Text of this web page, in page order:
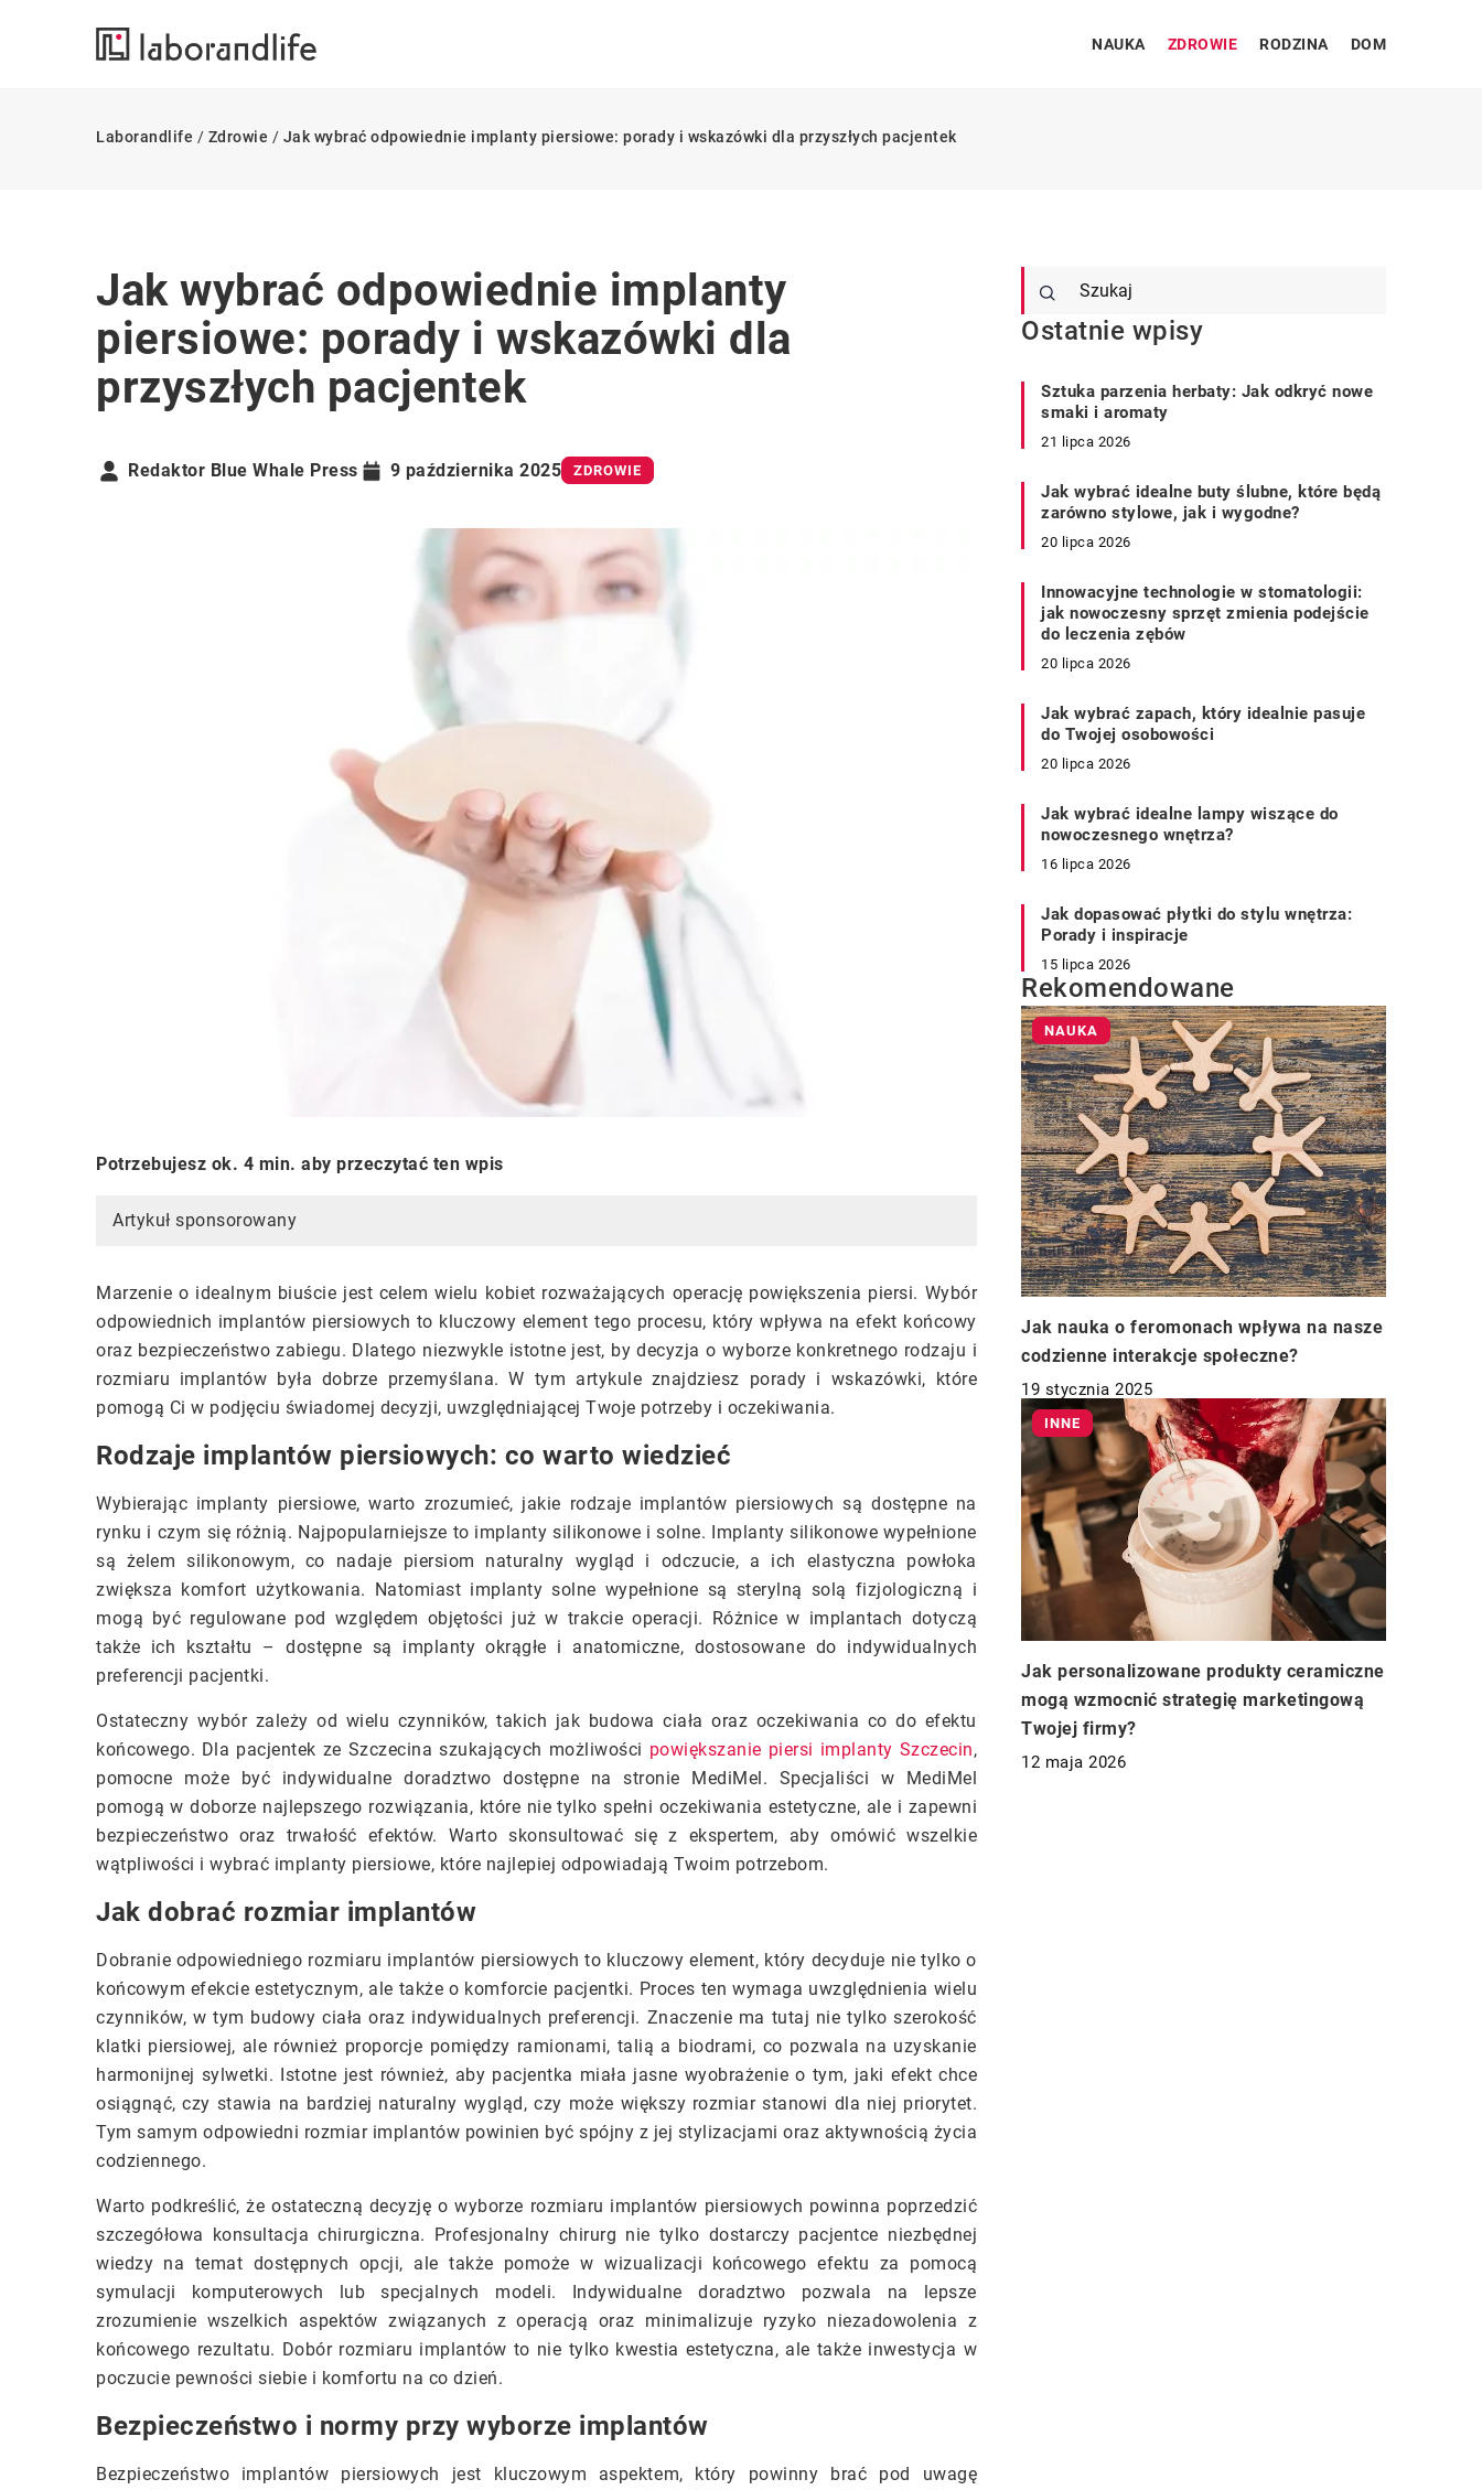
NAUKA ZDROWIE RODZINA DOM
Laborandlife / Zdrowie / Jak wybrać odpowiednie implanty piersiowe: porady i wskazówki dla przyszłych pacjentek
Jak wybrać odpowiednie implanty
piersiowe: porady i wskazówki dla
przyszłych pacjentek
Redaktor Blue Whale Press 9 października 2025 ZDROWIE
Potrzebujesz ok. 4 min. aby przeczytać ten wpis
Artykuł sponsorowany
Marzenie o idealnym biuście jest celem wielu kobiet rozważających operację powiększenia piersi. Wybór
odpowiednich implantów piersiowych to kluczowy element tego procesu, który wpływa na efekt końcowy
oraz bezpieczeństwo zabiegu. Dlatego niezwykle istotne jest, by decyzja o wyborze konkretnego rodzaju i
rozmiaru implantów była dobrze przemyślana. W tym artykule znajdziesz porady i wskazówki, które
pomogą Ci w podjęciu świadomej decyzji, uwzględniającej Twoje potrzeby i oczekiwania.
Rodzaje implantów piersiowych: co warto wiedzieć
Wybierając implanty piersiowe, warto zrozumieć, jakie rodzaje implantów piersiowych są dostępne na
rynku i czym się różnią. Najpopularniejsze to implanty silikonowe i solne. Implanty silikonowe wypełnione
są żelem silikonowym, co nadaje piersiom naturalny wygląd i odczucie, a ich elastyczna powłoka
zwiększa komfort użytkowania. Natomiast implanty solne wypełnione są sterylną solą fizjologiczną i
mogą być regulowane pod względem objętości już w trakcie operacji. Różnice w implantach dotyczą
także ich kształtu – dostępne są implanty okrągłe i anatomiczne, dostosowane do indywidualnych
preferencji pacjentki.
Ostateczny wybór zależy od wielu czynników, takich jak budowa ciała oraz oczekiwania co do efektu
końcowego. Dla pacjentek ze Szczecina szukających możliwości powiększanie piersi implanty Szczecin,
pomocne może być indywidualne doradztwo dostępne na stronie MediMel. Specjaliści w MediMel
pomogą w doborze najlepszego rozwiązania, które nie tylko spełni oczekiwania estetyczne, ale i zapewni
bezpieczeństwo oraz trwałość efektów. Warto skonsultować się z ekspertem, aby omówić wszelkie
wątpliwości i wybrać implanty piersiowe, które najlepiej odpowiadają Twoim potrzebom.
Jak dobrać rozmiar implantów
Dobranie odpowiedniego rozmiaru implantów piersiowych to kluczowy element, który decyduje nie tylko o
końcowym efekcie estetycznym, ale także o komforcie pacjentki. Proces ten wymaga uwzględnienia wielu
czynników, w tym budowy ciała oraz indywidualnych preferencji. Znaczenie ma tutaj nie tylko szerokość
klatki piersiowej, ale również proporcje pomiędzy ramionami, talią a biodrami, co pozwala na uzyskanie
harmonijnej sylwetki. Istotne jest również, aby pacjentka miała jasne wyobrażenie o tym, jaki efekt chce
osiągnąć, czy stawia na bardziej naturalny wygląd, czy może większy rozmiar stanowi dla niej priorytet.
Tym samym odpowiedni rozmiar implantów powinien być spójny z jej stylizacjami oraz aktywnością życia
codziennego.
Warto podkreślić, że ostateczną decyzję o wyborze rozmiaru implantów piersiowych powinna poprzedzić
szczegółowa konsultacja chirurgiczna. Profesjonalny chirurg nie tylko dostarczy pacjentce niezbędnej
wiedzy na temat dostępnych opcji, ale także pomoże w wizualizacji końcowego efektu za pomocą
symulacji komputerowych lub specjalnych modeli. Indywidualne doradztwo pozwala na lepsze
zrozumienie wszelkich aspektów związanych z operacją oraz minimalizuje ryzyko niezadowolenia z
końcowego rezultatu. Dobór rozmiaru implantów to nie tylko kwestia estetyczna, ale także inwestycja w
poczucie pewności siebie i komfortu na co dzień.
Bezpieczeństwo i normy przy wyborze implantów
Bezpieczeństwo implantów piersiowych jest kluczowym aspektem, który powinny brać pod uwagę
Ostatnie wpisy
Sztuka parzenia herbaty: Jak odkryć nowe
smaki i aromaty
21 lipca 2026
Jak wybrać idealne buty ślubne, które będą
zarówno stylowe, jak i wygodne?
20 lipca 2026
Innowacyjne technologie w stomatologii:
jak nowoczesny sprzęt zmienia podejście
do leczenia zębów
20 lipca 2026
Jak wybrać zapach, który idealnie pasuje
do Twojej osobowości
20 lipca 2026
Jak wybrać idealne lampy wiszące do
nowoczesnego wnętrza?
16 lipca 2026
Jak dopasować płytki do stylu wnętrza:
Porady i inspiracje
15 lipca 2026
Rekomendowane
NAUKA
Jak nauka o feromonach wpływa na nasze
codzienne interakcje społeczne?
19 stycznia 2025
INNE
Jak personalizowane produkty ceramiczne
mogą wzmocnić strategię marketingową
Twojej firmy?
12 maja 2026